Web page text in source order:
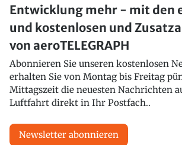
Entwicklung mehr - mit den
und kostenlosen und
von aeroTELEGRAPH
Abonnieren Sie unseren kostenlosen
erhalten Sie von Montag bis Freitag
Mittagszeit die neuesten Nachrichten
Luftfahrt direkt in Ihr Postfach..
Newsletter abonnieren